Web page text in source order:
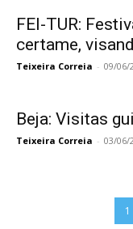
FEI-TUR:
certame,
Teixeira Correia - 09/06/
Beja: Visitas
Teixeira Correia - 03/06/
1